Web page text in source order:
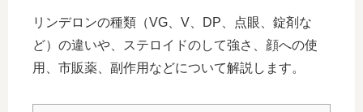
リンデロンの種類（VG、V、DP、点眼、錠剤な
ど）の違いや、ステロイドのして強さ、顔への使
用、市販薬、副作用などについて解説します。